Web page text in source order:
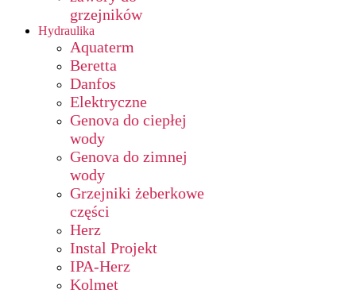
grzejników
Hydraulika
Aquaterm
Beretta
Danfos
Elektryczne
Genova do ciepłej
wody
Genova do zimnej
wody
Grzejniki żeberkowe
części
Herz
Instal Projekt
IPA-Herz
Kolmet